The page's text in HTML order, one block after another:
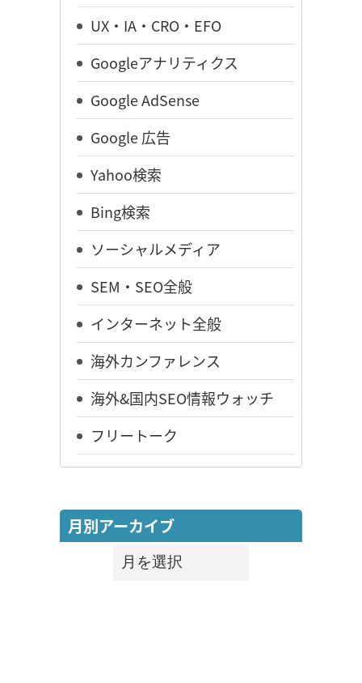
UX・IA・CRO・EFO
Googleアナリティクス
Google AdSense
Google 広告
Yahoo検索
Bing検索
ソーシャルメディア
SEM・SEO全般
インターネット全般
海外カンファレンス
海外&国内SEO情報ウォッチ
フリートーク
月別アーカイブ
月
別